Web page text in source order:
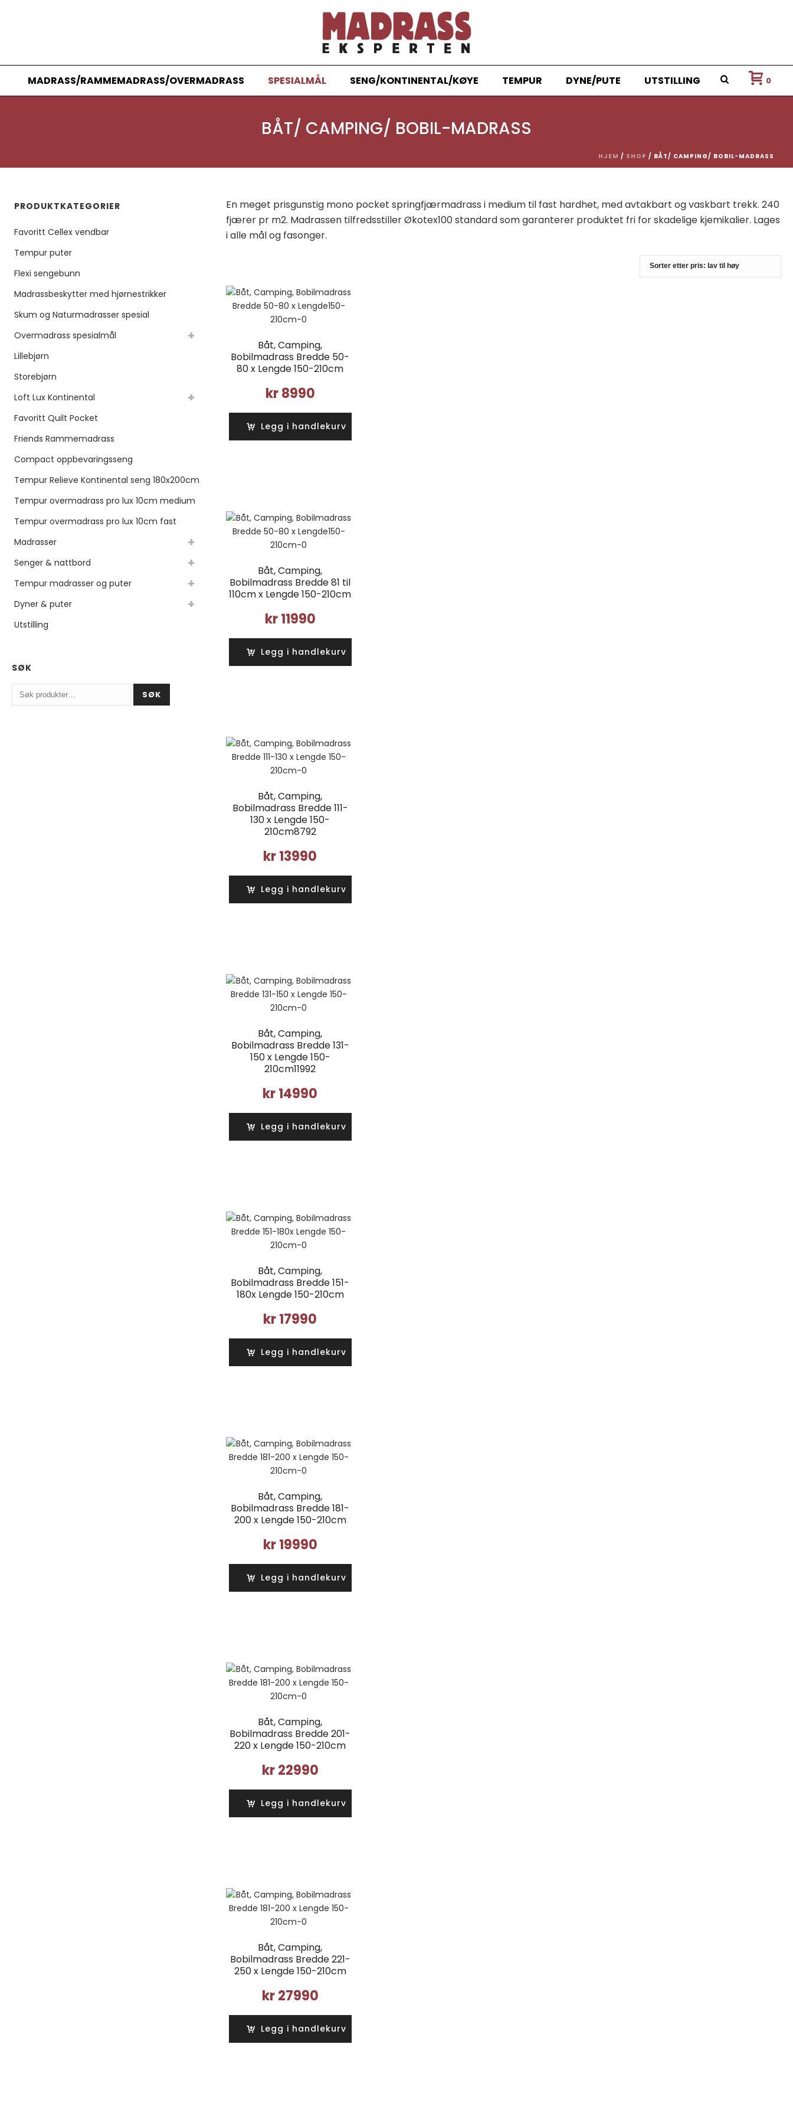
MADRASS/RAMMEMADRASS/OVERMADRASS SPESIALMÅL SENG/KONTINENTAL/KØYE TEMPUR DYNE/PUTE UTSTILLING 0
BÅT/ CAMPING/ BOBIL-MADRASS
HJEM / SHOP / BÅT/ CAMPING/ BOBIL-MADRASS
En meget prisgunstig mono pocket springfjærmadrass i medium til fast hardhet, med avtakbart og vaskbart trekk. 240
fjærer pr m2. Madrassen tilfredsstiller Økotex100 standard som garanterer produktet fri for skadelige kjemikalier. Lages
i alle mål og fasonger.
Båt, Camping,
Bobilmadrass Bredde 50-
80 x Lengde 150-210cm
kr 8990
Legg i handlekurv
Båt, Camping,
Bobilmadrass Bredde 81 til
110cm x Lengde 150-210cm
kr 11990
Legg i handlekurv
Båt, Camping,
Bobilmadrass Bredde 111-
130 x Lengde 150-
210cm8792
kr13990
Legg i handlekurv
Båt, Camping,
Bobilmadrass Bredde 131-
150 x Lengde 150-
210cm11992
kr14990
Legg i handlekurv
Båt, Camping,
Bobilmadrass Bredde 151-
180x Lengde 150-210cm
kr17990
Legg i handlekurv
Båt, Camping,
Bobilmadrass Bredde 181-
200 x Lengde 150-210cm
kr 19990
Legg i handlekurv
Båt, Camping,
Bobilmadrass Bredde 201-
220 x Lengde 150-210cm
kr 22990
Legg i handlekurv
Båt, Camping,
Bobilmadrass Bredde 221-
250 x Lengde 150-210cm
kr 27990
Legg i handlekurv
PRODUKTKATEGORIER
Favoritt Cellex vendbar
Tempur puter
Flexi sengebunn
Madrassbeskytter med hjørnestrikker
Skum og Naturmadrasser spesial
Overmadrass spesialmål
Lillebjørn
Storebjørn
Loft Lux Kontinental
Favoritt Quilt Pocket
Friends Rammemadrass
Compact oppbevaringsseng
Tempur Relieve Kontinental seng 180x200cm
Tempur overmadrass pro lux 10cm medium
Tempur overmadrass pro lux 10cm fast
Madrasser
Senger & nattbord
Tempur madrasser og puter
Dyner & puter
Utstilling
SØK
Søk
etter:
SØK